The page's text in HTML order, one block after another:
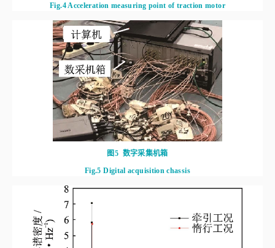
Fig.4Acceleration measuring point of traction motor
图5 数字采集机箱
Fig.5 Digital acquisition chassis